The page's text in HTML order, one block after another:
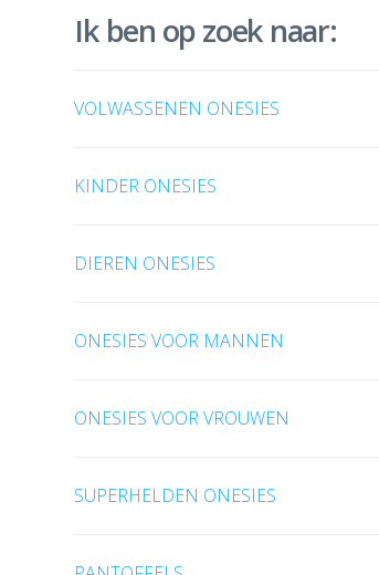
Ik ben op zoek naar:
VOLWASSENEN ONESIES
KINDER ONESIES
DIEREN ONESIES
ONESIES VOOR MANNEN
ONESIES VOOR VROUWEN
SUPERHELDEN ONESIES